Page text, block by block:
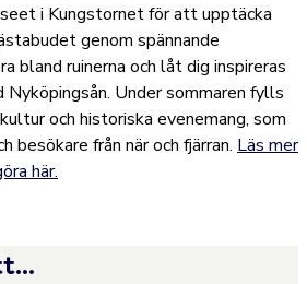
i Kungstornet för att upptäcka
genom spännande
bland ruinerna och låt dig inspireras
Nyköpingsån. Under sommaren fylls
och historiska evenemang, som
besökare från när och fjärran. Läs mer
här.